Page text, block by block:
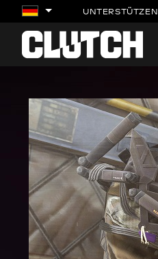
UNTERSTÜTZEN